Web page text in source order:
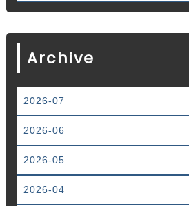
Archive
2026-07
2026-06
2026-05
2026-04